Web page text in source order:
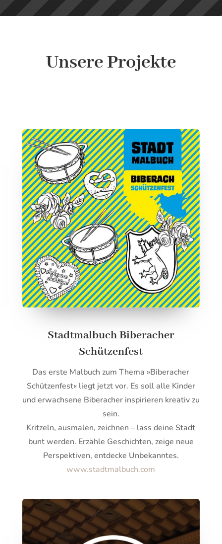
Unsere Projekte
Stadtmalbuch Biberacher
Schützenfest
Das erste Malbuch zum Thema »Biberacher
Schützenfest« liegt jetzt vor. Es soll alle Kinder
und erwachsene Biberacher inspirieren kreativ zu
sein.
Kritzeln, ausmalen, zeichnen – lass deine Stadt
bunt werden. Erzähle Geschichten, zeige neue
Perspektiven, entdecke Unbekanntes.
www.stadtmalbuch.com